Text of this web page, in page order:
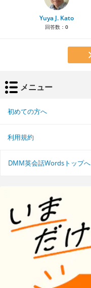
Yuya J. Kato
回答数： 0
メニュー
初めての方へ
利用規約
DMM英会話Wordsトップへ